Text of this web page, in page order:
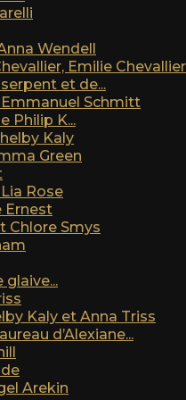
Wendell
Emilie Chevallier
et de...
Emmanuel Schmitt
Philip K...
Kaly
Green
Rose
Ernest
Chlore Smys
glaive...
Kaly et Anna Triss
d’Alexiane...
Arekin